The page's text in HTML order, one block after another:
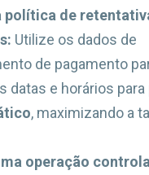
política de
Utilize os dados de
de pagamento
datas e horários
, maximizando a
operação